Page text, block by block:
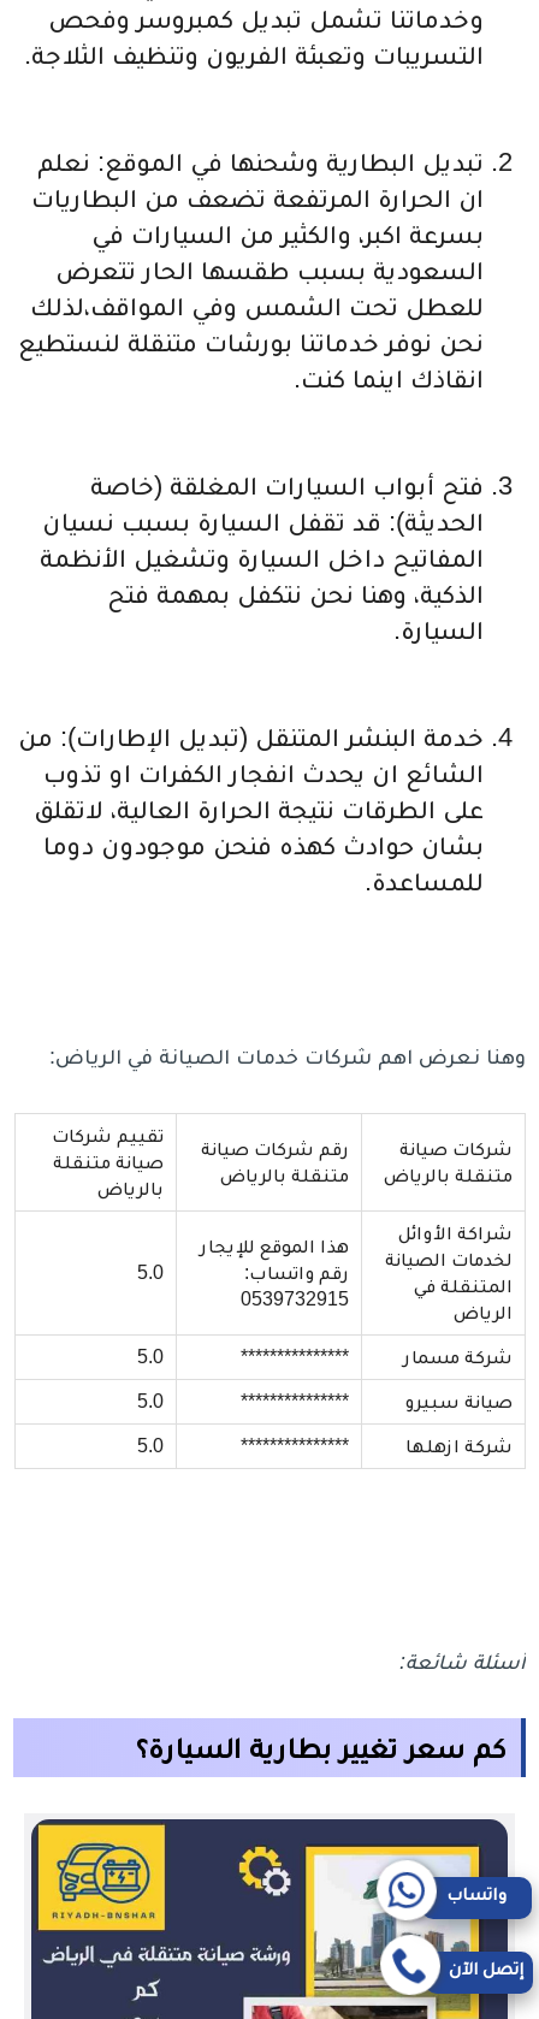
وخدماتنا تشمل تبديل كمبروسر وفحص
التسريبات وتعبئة الفريون وتنظيف الثلاجة.
تبديل البطارية وشحنها في الموقع: نعلم
ان الحرارة المرتفعة تضعف من البطاريات
بسرعة اكبر، والكثير من السيارات في
السعودية بسبب طقسها الحار تتعرض
للعطل تحت الشمس وفي المواقف،لذلك
نحن نوفر خدماتنا بورشات متنقلة لنستطيع
انقاذك اينما كنت.
فتح أبواب السيارات المغلقة (خاصة
الحديثة): قد تقفل السيارة بسبب نسيان
المفاتيح داخل السيارة وتشغيل الأنظمة
الذكية، وهنا نحن نتكفل بمهمة فتح
السيارة.
خدمة البنشر المتنقل (تبديل الإطارات): من
الشائع ان يحدث انفجار الكفرات او تذوب
على الطرقات نتيجة الحرارة العالية، لاتقلق
بشان حوادث كهذه فنحن موجودون دوما
للمساعدة.
وهنا نعرض اهم شركات خدمات الصيانة في الرياض:
شركات صيانة
متنقلة بالرياض
رقم شركات صيانة
متنقلة بالرياض
تقييم شركات
صيانة متنقلة
بالرياض
شراكة الأوائل
لخدمات الصيانة
المتنقلة في
الرياض
هذا الموقع للإيجار
رقم واتساب:
0539732915
5.0
شركة مسمار ***************
5.0
صيانة سبيرو ***************
5.0
شركة ازهلها ***************
5.0
أسئلة شائعة:
كم سعر تغيير بطارية السيارة؟
إتصل الآن
واتساب